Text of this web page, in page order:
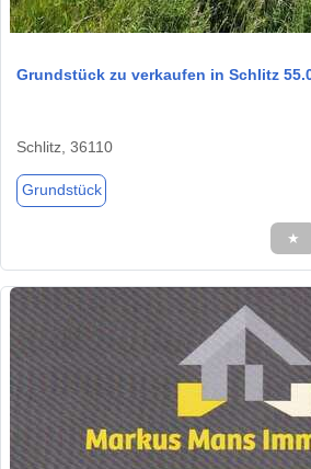
Grundstück zu verkaufen in Schlitz
Schlitz, 36110
Grundstück
★